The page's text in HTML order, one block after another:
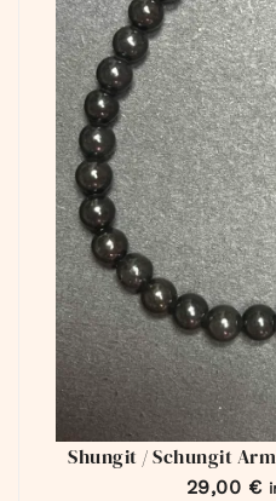
Shungit / Schungit
29,00 €